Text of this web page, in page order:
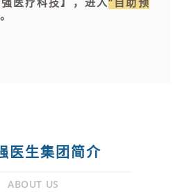
医生集团简介
ABOUT US